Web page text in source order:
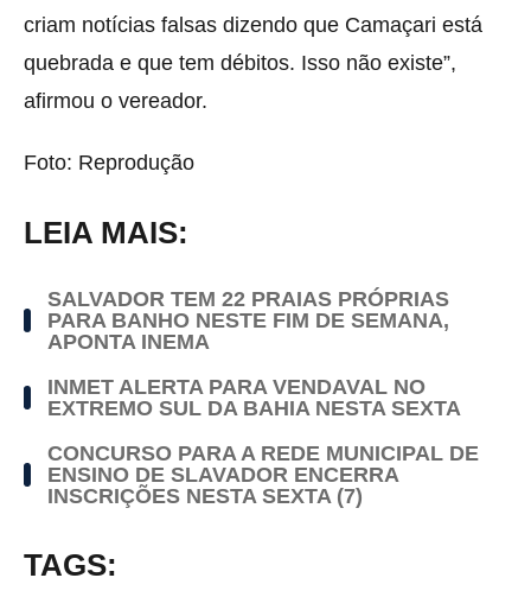
criam notícias falsas dizendo que Camaçari está
quebrada e que tem débitos. Isso não existe”,
afirmou o vereador.
Foto: Reprodução
LEIA MAIS:
SALVADOR TEM 22 PRAIAS PRÓPRIAS
PARA BANHO NESTE FIM DE SEMANA,
APONTA INEMA
INMET ALERTA PARA VENDAVAL NO
EXTREMO SUL DA BAHIA NESTA SEXTA
CONCURSO PARA A REDE MUNICIPAL DE
ENSINO DE SLAVADOR ENCERRA
INSCRIÇÕES NESTA SEXTA (7)
TAGS: